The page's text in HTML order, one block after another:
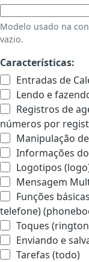
Modelo usado na
vazio.
Características:
Entradas de
Lendo e
Registros de
números por
Manipulação
Informações
Logotipos
Mensagem
Funções
telefone)
Toques
Enviando e
Tarefas (todo)